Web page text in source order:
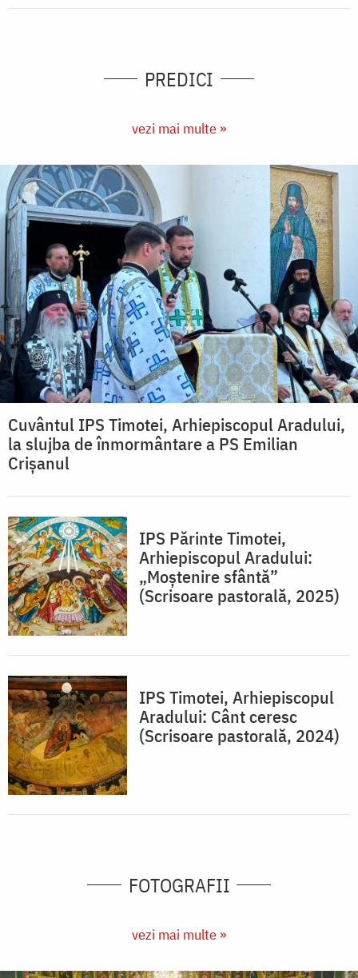
PREDICI
vezi mai multe »
Cuvântul IPS Timotei, Arhiepiscopul Aradului,
la slujba de înmormântare a PS Emilian
Crișanul
IPS Părinte Timotei,
Arhiepiscopul Aradului:
„Moștenire sfântă”
(Scrisoare pastorală, 2025)
IPS Timotei, Arhiepiscopul
Aradului: Cânt ceresc
(Scrisoare pastorală, 2024)
FOTOGRAFII
vezi mai multe »